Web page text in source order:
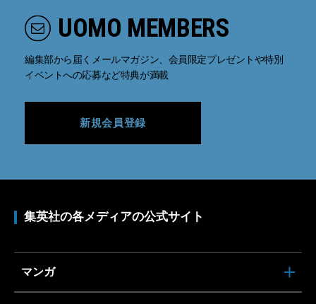
UOMO MEMBERS
編集部から届くメールマガジン、会員限定プレゼントや特別
イベントへの応募など特典が満載
新規会員登録
集英社の各メディアの公式サイト
マンガ